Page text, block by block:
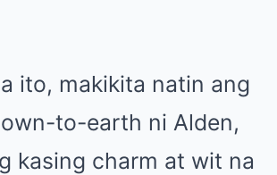
ito, makikita natin ang
to-earth ni Alden,
kasing charm at wit na